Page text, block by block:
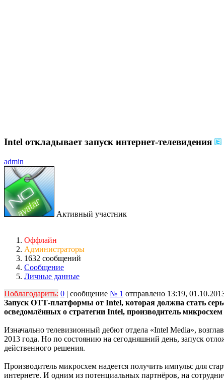
Intel откладывает запуск интернет-телевидения
admin
Активный участник
Оффлайн
Администраторы
1632 сообщений
Сообщение
Личные данные
Поблагодарить: 0 | сообщение № 1 отправлено 13:19,
Запуск ОТТ-платформы от Intel, которая должна стать
осведомлённых о стратегии Intel, производитель
Изначально телевизионный дебют отдела «Intel Media»,
2013 года. Но по состоянию на сегодняшний день, запуск
действенного решения.
Производитель микросхем надеется получить импульс для
интернете. И одним из потенциальных партнёров, на